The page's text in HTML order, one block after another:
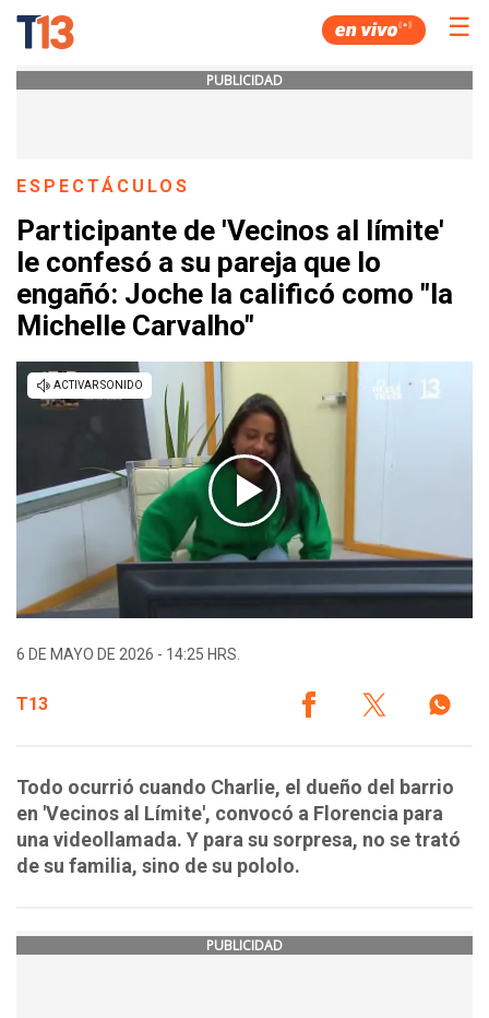
☰
PUBLICIDAD
ESPECTÁCULOS
Participante de 'Vecinos al límite'
le confesó a su pareja que lo
engañó: Joche la calificó como "la
Michelle Carvalho"
6 DE MAYO DE 2026 - 14:25 HRS.
T13
Todo ocurrió cuando Charlie, el dueño del barrio
en 'Vecinos al Límite', convocó a Florencia para
una videollamada. Y para su sorpresa, no se trató
de su familia, sino de su pololo.
PUBLICIDAD